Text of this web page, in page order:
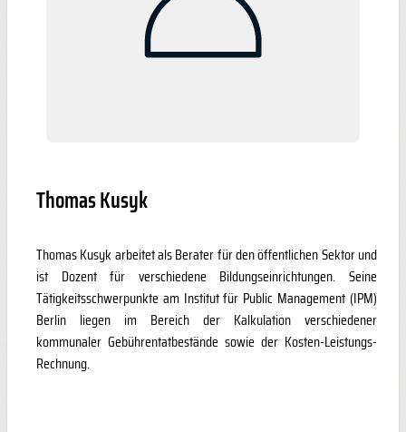
Thomas Kusyk
Thomas Kusyk arbeitet als Berater für den öffentlichen Sektor und
ist Dozent für verschiedene Bildungseinrichtungen. Seine
Tätigkeitsschwerpunkte am Institut für Public Management (IPM)
Berlin liegen im Bereich der Kalkulation verschiedener
kommunaler Gebührentatbestände sowie der Kosten-Leistungs-
Rechnung.